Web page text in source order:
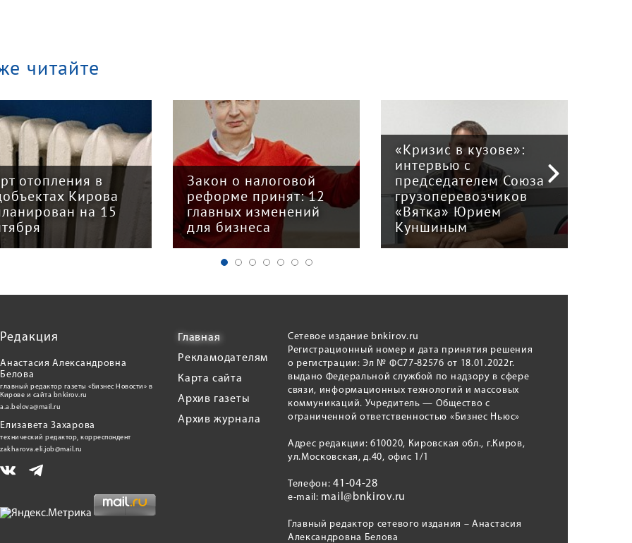
читайте
отопления в
Кирова
на 15
Закон о налоговой
реформе принят: 12
главных изменений
для бизнеса
«Кризис в кузове»:
интервью с
председателем Союза
грузоперевозчиков
«Вятка» Юрием
Куншиным
Редакция
Анастасия Александровна
Белова
главный редактор газеты «Бизнес Новости» в
Кирове и сайта bnkirov.ru
a.a.belova@mail.ru
Елизавета Захарова
технический редактор, корреспондент
zakharova.eli.job@mail.ru
Главная
Рекламодателям
Карта сайта
Архив газеты
Архив журнала
Сетевое издание bnkirov.ru
Регистрационный номер и дата принятия решения
о регистрации: Эл № ФС77-82576 от 18.01.2022г.
выдано Федеральной службой по надзору в сфере
связи, информационных технологий и массовых
коммуникаций. Учредитель — Общество с
ограниченной ответственностью «Бизнес Ньюс»
Адрес редакции: 610020, Кировская обл., г.Киров,
ул.Московская, д.40, офис 1/1
Телефон:41-04-28
e-mail: mail@bnkirov.ru
Главный редактор сетевого издания – Анастасия
Александровна Белова